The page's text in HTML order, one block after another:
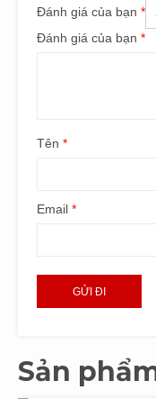
Đánh giá của bạn *
Đánh giá của bạn *
Tên *
Email *
Sản